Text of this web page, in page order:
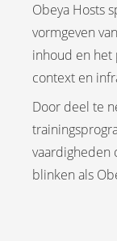
Obeya Hosts
vormgeven
inhoud en het
context en
Door deel te
vaardigheden
blinken als